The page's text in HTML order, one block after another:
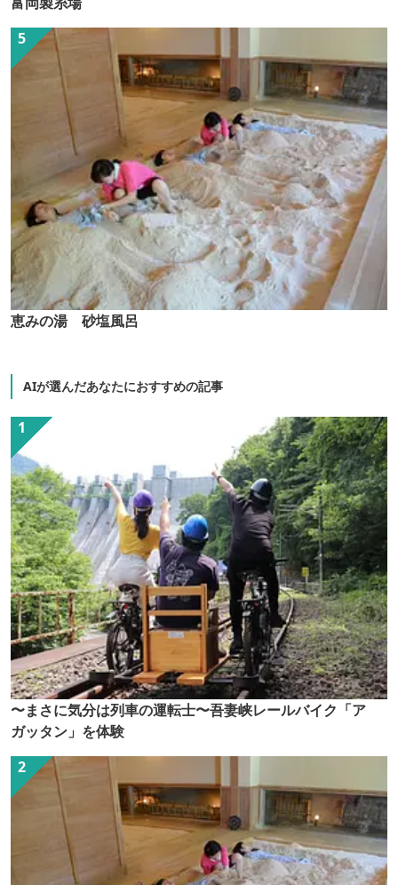
恵みの湯 砂塩風呂
AIが選んだあなたにおすすめの記事
〜まさに気分は列車の運転士〜吾妻峡レールバイク「ア
ガッタン」を体験